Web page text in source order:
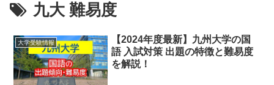
九大 難易度
大学受験情報
【2024年度最新】九州大学の国
語 入試対策 出題の特徴と難易度
を解説！